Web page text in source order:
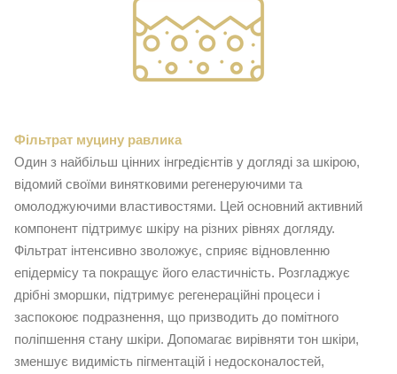
Фільтрат муцину равлика
Один з найбільш цінних інгредієнтів у догляді за шкірою,
відомий своїми винятковими регенеруючими та
омолоджуючими властивостями. Цей основний активний
компонент підтримує шкіру на різних рівнях догляду.
Фільтрат інтенсивно зволожує, сприяє відновленню
епідермісу та покращує його еластичність. Розгладжує
дрібні зморшки, підтримує регенераційні процеси і
заспокоює подразнення, що призводить до помітного
поліпшення стану шкіри. Допомагає вирівняти тон шкіри,
зменшує видимість пігментацій і недосконалостей,